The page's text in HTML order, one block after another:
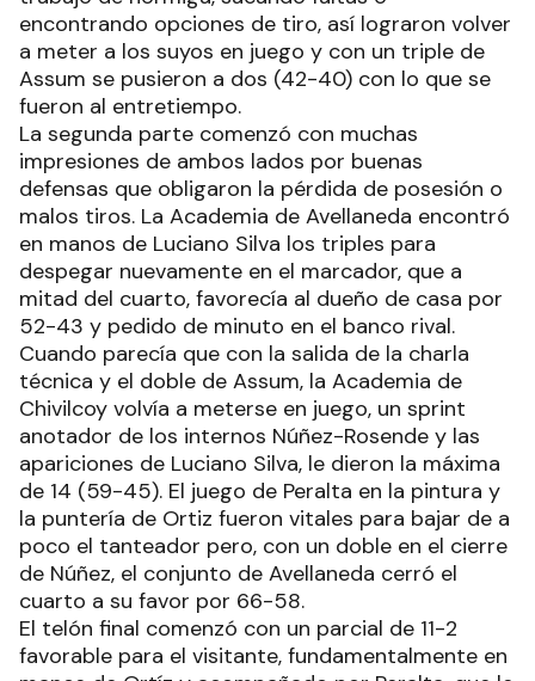
encontrando opciones de tiro, así lograron volver
a meter a los suyos en juego y con un triple de
Assum se pusieron a dos (42-40) con lo que se
fueron al entretiempo.
La segunda parte comenzó con muchas
impresiones de ambos lados por buenas
defensas que obligaron la pérdida de posesión o
malos tiros. La Academia de Avellaneda encontró
en manos de Luciano Silva los triples para
despegar nuevamente en el marcador, que a
mitad del cuarto, favorecía al dueño de casa por
52-43 y pedido de minuto en el banco rival.
Cuando parecía que con la salida de la charla
técnica y el doble de Assum, la Academia de
Chivilcoy volvía a meterse en juego, un sprint
anotador de los internos Núñez-Rosende y las
apariciones de Luciano Silva, le dieron la máxima
de 14 (59-45). El juego de Peralta en la pintura y
la puntería de Ortiz fueron vitales para bajar de a
poco el tanteador pero, con un doble en el cierre
de Núñez, el conjunto de Avellaneda cerró el
cuarto a su favor por 66-58.
El telón final comenzó con un parcial de 11-2
favorable para el visitante, fundamentalmente en